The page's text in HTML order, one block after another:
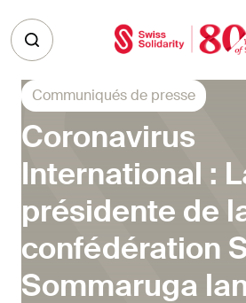
Communiqués de presse
Coronavirus
International :
présidente de
confédération
Sommaruga